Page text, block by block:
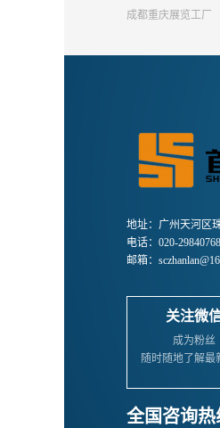
成都重庆展览工厂
地址：广州天河区
电话：020-29840768
邮箱：
关注微
成为粉丝
随时随地了解最
全国咨询热